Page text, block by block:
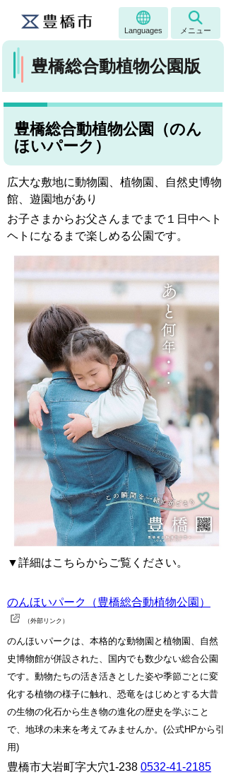
Languages メニュー
豊橋総合動植物公園版
豊橋総合動植物公園（のん
ほいパーク）
広大な敷地に動物園、植物園、自然史博物
館、遊園地があり
お子さまからお父さんまでまで１日中ヘト
ヘトになるまで楽しめる公園です。
▼詳細はこちらからご覧ください。
のんほいパーク（豊橋総合動植物公園）
（外部リンク）
のんほいパークは、本格的な動物園と植物園、自然
史博物館が併設された、国内でも数少ない総合公園
です。動物たちの活き活きとした姿や季節ごとに変
化する植物の様子に触れ、恐竜をはじめとする大昔
の生物の化石から生き物の進化の歴史を学ぶこと
で、地球の未来を考えてみませんか。(公式HPから引
用)
豊橋市大岩町字大穴1-238 0532-41-2185